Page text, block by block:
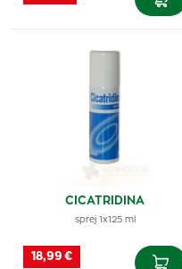
CICATRIDINA
sprej 1x125 ml
18,99 €